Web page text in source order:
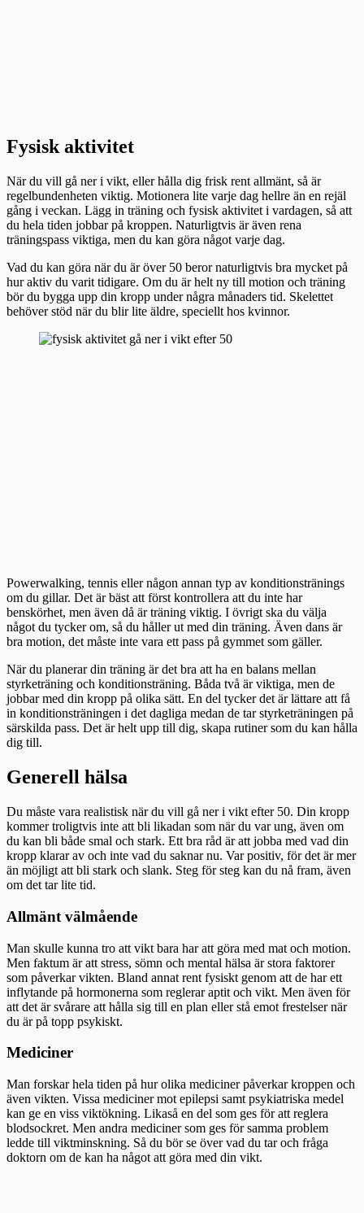
Fysisk aktivitet
När du vill gå ner i vikt, eller hålla dig frisk rent allmänt, så är
regelbundenheten viktig. Motionera lite varje dag hellre än en rejäl
gång i veckan. Lägg in träning och fysisk aktivitet i vardagen, så att
du hela tiden jobbar på kroppen. Naturligtvis är även rena
träningspass viktiga, men du kan göra något varje dag.
Vad du kan göra när du är över 50 beror naturligtvis bra mycket på
hur aktiv du varit tidigare. Om du är helt ny till motion och träning
bör du bygga upp din kropp under några månaders tid. Skelettet
behöver stöd när du blir lite äldre, speciellt hos kvinnor.
Powerwalking, tennis eller någon annan typ av konditionstränings
om du gillar. Det är bäst att först kontrollera att du inte har
benskörhet, men även då är träning viktig. I övrigt ska du välja
något du tycker om, så du håller ut med din träning. Även dans är
bra motion, det måste inte vara ett pass på gymmet som gäller.
När du planerar din träning är det bra att ha en balans mellan
styrketräning och konditionsträning. Båda två är viktiga, men de
jobbar med din kropp på olika sätt. En del tycker det är lättare att få
in konditionsträningen i det dagliga medan de tar styrketräningen på
särskilda pass. Det är helt upp till dig, skapa rutiner som du kan hålla
dig till.
Generell hälsa
Du måste vara realistisk när du vill gå ner i vikt efter 50. Din kropp
kommer troligtvis inte att bli likadan som när du var ung, även om
du kan bli både smal och stark. Ett bra råd är att jobba med vad din
kropp klarar av och inte vad du saknar nu. Var positiv, för det är mer
än möjligt att bli stark och slank. Steg för steg kan du nå fram, även
om det tar lite tid.
Allmänt välmående
Man skulle kunna tro att vikt bara har att göra med mat och motion.
Men faktum är att stress, sömn och mental hälsa är stora faktorer
som påverkar vikten. Bland annat rent fysiskt genom att de har ett
inflytande på hormonerna som reglerar aptit och vikt. Men även för
att det är svårare att hålla sig till en plan eller stå emot frestelser när
du är på topp psykiskt.
Mediciner
Man forskar hela tiden på hur olika mediciner påverkar kroppen och
även vikten. Vissa mediciner mot epilepsi samt psykiatriska medel
kan ge en viss viktökning. Likaså en del som ges för att reglera
blodsockret. Men andra mediciner som ges för samma problem
ledde till viktminskning. Så du bör se över vad du tar och fråga
doktorn om de kan ha något att göra med din vikt.